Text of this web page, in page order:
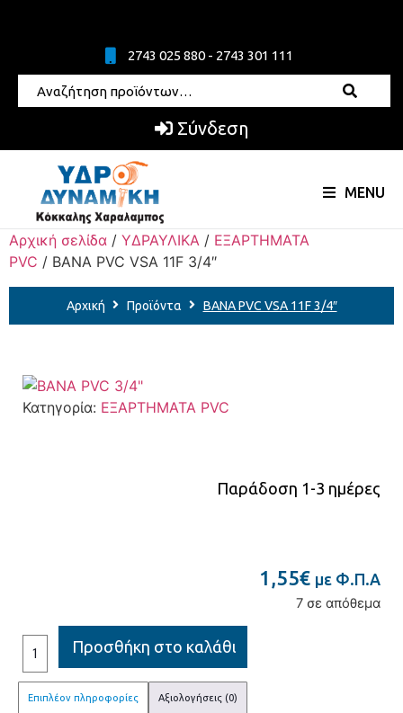
2743 025 880 - 2743 301 111
Σύνδεση
MENU
Αρχική σελίδα / ΥΔΡΑΥΛΙΚΑ / ΕΞΑΡΤΗΜΑΤΑ
PVC / ΒΑΝΑ PVC VSA 11F 3/4″
Αρχική Προϊόντα ΒΑΝΑ PVC VSA 11F 3/4″
Κατηγορία: ΕΞΑΡΤΗΜΑΤΑ PVC
Παράδοση 1-3 ημέρες
1,55€ με Φ.Π.Α
7 σε απόθεμα
Προσθήκη στο καλάθι
Επιπλέον πληροφορίες Αξιολογήσεις (0)